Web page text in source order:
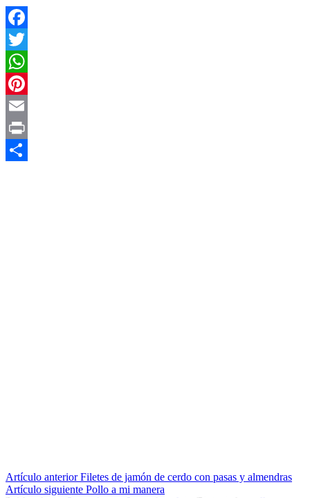
Facebook
Twitter
WhatsApp
Pinterest
Email
Print
Seguir
Artículo anteriorFiletes de jamón de cerdo con pasas y almendras
Artículo siguiente Pollo a mi manera